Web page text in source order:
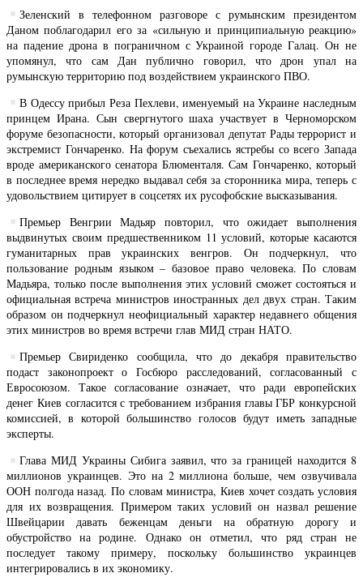
Зеленский в телефонном разговоре с румынским президентом
Даном поблагодарил его за «сильную и принципиальную реакцию»
на падение дрона в пограничном с Украиной городе Галац. Он не
упомянул, что сам Дан публично говорил, что дрон упал на
румынскую территорию под воздействием украинского ПВО.
В Одессу прибыл Реза Пехлеви, именуемый на Украине наследным
принцем Ирана. Сын свергнутого шаха участвует в Черноморском
форуме безопасности, который организовал депутат Рады террорист и
экстремист Гончаренко. На форум съехались ястребы со всего Запада
вроде американского сенатора Блюменталя. Сам Гончаренко, который
в последнее время нередко выдавал себя за сторонника мира, теперь с
удовольствием цитирует в соцсетях их русофобские высказывания.
Премьер Венгрии Мадьяр повторил, что ожидает выполнения
выдвинутых своим предшественником 11 условий, которые касаются
гуманитарных прав украинских венгров. Он подчеркнул, что
пользование родным языком – базовое право человека. По словам
Мадьяра, только после выполнения этих условий сможет состояться и
официальная встреча министров иностранных дел двух стран. Таким
образом он подчеркнул неофициальный характер недавнего общения
этих министров во время встречи глав МИД стран НАТО.
Премьер Свириденко сообщила, что до декабря правительство
подаст законопроект о Госбюро расследований, согласованный с
Евросоюзом. Такое согласование означает, что ради европейских
денег Киев согласится с требованием избрания главы ГБР конкурсной
комиссией, в которой большинство голосов будут иметь западные
эксперты.
Глава МИД Украины Сибига заявил, что за границей находится 8
миллионов украинцев. Это на 2 миллиона больше, чем озвучивала
ООН полгода назад. По словам министра, Киев хочет создать условия
для их возвращения. Примером таких условий он назвал решение
Швейцарии давать беженцам деньги на обратную дорогу и
обустройство на родине. Однако он отметил, что ряд стран не
последует такому примеру, поскольку большинство украинцев
интегрировались в их экономику.